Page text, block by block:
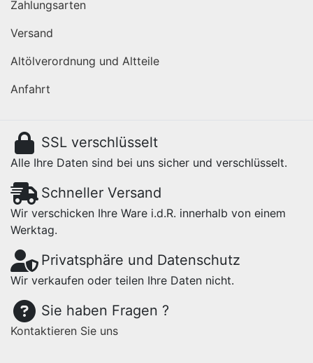
Zahlungsarten
Versand
Altölverordnung und Altteile
Anfahrt
SSL verschlüsselt
Alle Ihre Daten sind bei uns sicher und verschlüsselt.
Schneller Versand
Wir verschicken Ihre Ware i.d.R. innerhalb von einem
Werktag.
Privatsphäre und Datenschutz
Wir verkaufen oder teilen Ihre Daten nicht.
Sie haben Fragen ?
Kontaktieren Sie uns